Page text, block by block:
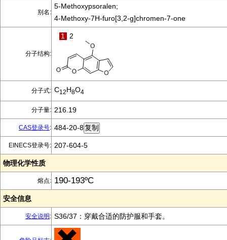
别名:
5-Methoxypsoralen;
4-Methoxy-7H-furo[3,2-g]chromen-7-one
分子结构:
1 2
分子式: C12H8O4
分子量: 216.19
CAS登录号: 484-20-8
EINECS登录号: 207-604-5
物理化学性质
熔点: 190-193ºC
安全信息
安全说明 : S36/37：穿戴合适的防护服和手套。